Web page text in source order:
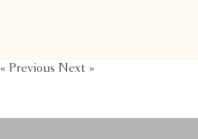
« Previous Next »